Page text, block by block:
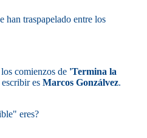
han traspapelado entre los
comienzos de 'Termina la
es Marcos Gonzálvez.
eres?